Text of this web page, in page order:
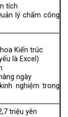
tích
lý chấm công
Kiến trúc
là Excel)
ngày
nghiệm trong
triệu yên